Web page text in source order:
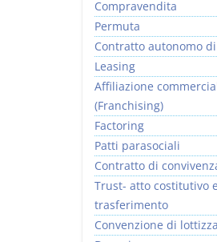
Compravendita
Permuta
Contratto autonomo
Leasing
Affiliazione
(Franchising)
Factoring
Patti parasociali
Contratto di
Trust- atto costitutivo
trasferimento
Convenzione di